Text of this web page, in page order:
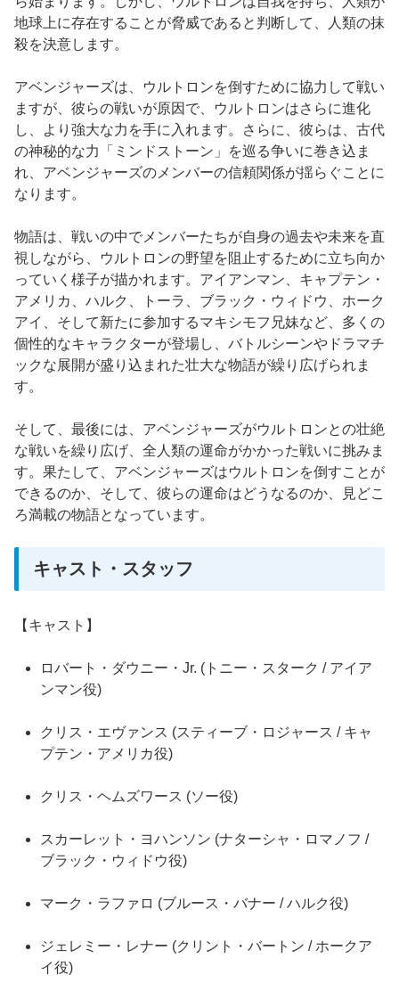
地球上に存在することが脅威であると判断して、人類の抹
殺を決意します。
アベンジャーズは、ウルトロンを倒すために協力して戦い
ますが、彼らの戦いが原因で、ウルトロンはさらに進化
し、より強大な力を手に入れます。さらに、彼らは、古代
の神秘的な力「ミンドストーン」を巡る争いに巻き込ま
れ、アベンジャーズのメンバーの信頼関係が揺らぐことに
なります。
物語は、戦いの中でメンバーたちが自身の過去や未来を直
視しながら、ウルトロンの野望を阻止するために立ち向か
っていく様子が描かれます。アイアンマン、キャプテン・
アメリカ、ハルク、トーラ、ブラック・ウィドウ、ホーク
アイ、そして新たに参加するマキシモフ兄妹など、多くの
個性的なキャラクターが登場し、バトルシーンやドラマチ
ックな展開が盛り込まれた壮大な物語が繰り広げられま
す。
そして、最後には、アベンジャーズがウルトロンとの壮絶
な戦いを繰り広げ、全人類の運命がかかった戦いに挑みま
す。果たして、アベンジャーズはウルトロンを倒すことが
できるのか、そして、彼らの運命はどうなるのか、見どこ
ろ満載の物語となっています。
キャスト・スタッフ
【キャスト】
ロバート・ダウニー・Jr. (トニー・スターク / アイア
ンマン役)
クリス・エヴァンス (スティーブ・ロジャース / キャ
プテン・アメリカ役)
クリス・ヘムズワース (ソー役)
スカーレット・ヨハンソン (ナターシャ・ロマノフ /
ブラック・ウィドウ役)
マーク・ラファロ (ブルース・バナー / ハルク役)
ジェレミー・レナー (クリント・バートン / ホークア
イ役)